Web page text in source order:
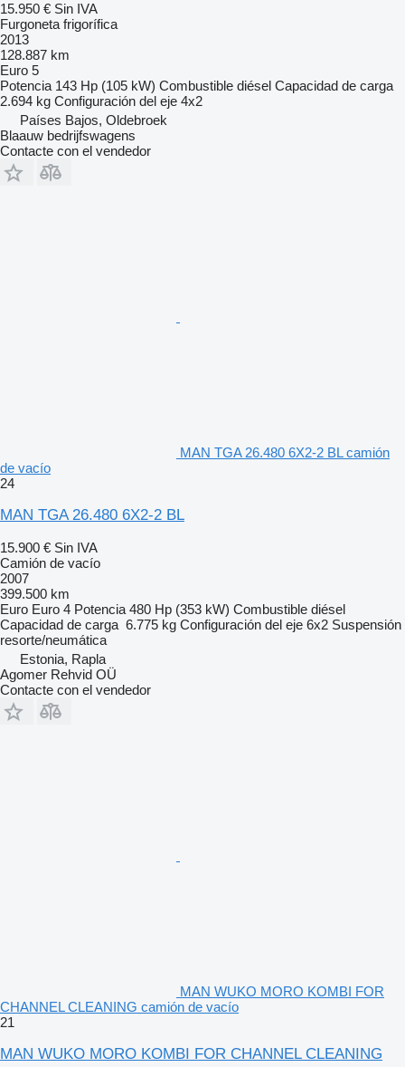
15.950 € Sin IVA
Furgoneta frigorífica
2013
128.887 km
Euro 5
Potencia 143 Hp (105 kW) Combustible diésel Capacidad de carga
2.694 kg Configuración del eje 4x2
Países Bajos, Oldebroek
Blaauw bedrijfswagens
Contacte con el vendedor
MAN TGA 26.480 6X2-2 BL camión
de vacío
24
MAN TGA 26.480 6X2-2 BL
15.900 € Sin IVA
Camión de vacío
2007
399.500 km
Euro Euro 4 Potencia 480 Hp (353 kW) Combustible diésel
Capacidad de carga 6.775 kg Configuración del eje 6x2 Suspensión
resorte/neumática
Estonia, Rapla
Agomer Rehvid OÜ
Contacte con el vendedor
MAN WUKO MORO KOMBI FOR
CHANNEL CLEANING camión de vacío
21
MAN WUKO MORO KOMBI FOR CHANNEL CLEANING